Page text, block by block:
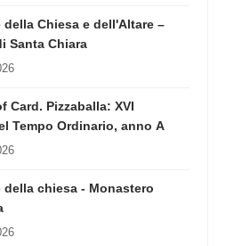
Chiesa e dell'Altare –
Santa Chiara
Card. Pizzaballa: XVI
Tempo Ordinario, anno A
chiesa - Monastero